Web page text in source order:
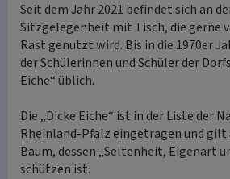
Seit dem Jahr 2021 befindet sich an
Sitzgelegenheit mit Tisch, die gerne
Rast genutzt wird. Bis in die 1970er
der Schülerinnen und Schüler der
Eiche“ üblich.
Die „Dicke Eiche“ ist in der Liste der
Rheinland-Pfalz eingetragen und
Baum, dessen „Seltenheit, Eigenart
schützen ist.